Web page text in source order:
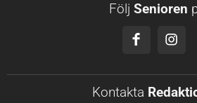
Följ Senioren
Kontakta